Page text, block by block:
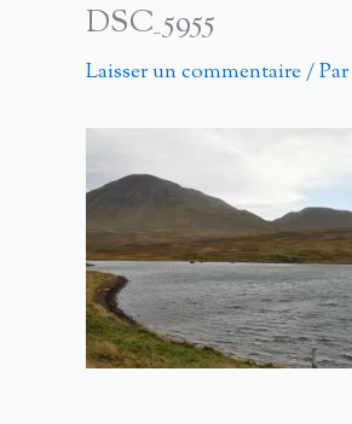
DSC_5955
Laisser un commentaire/ Par